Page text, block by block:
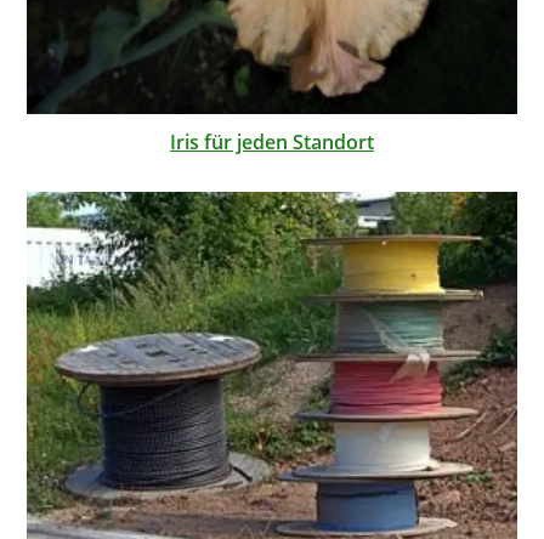
Iris für jeden Standort